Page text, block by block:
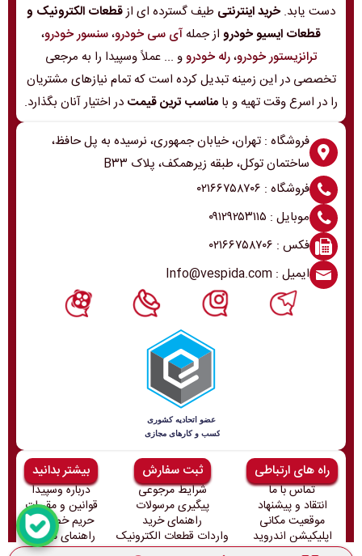
دست یابد.خرید اینترنتی طیف گسترده ای ازقطعات الکترونیک و
قطعات ایسیو خودرو از جملهآی سی خودرو،سنسور خودرو،
ترانزیستور خودرو،رله خودرو و ... عملاً وسپیدا را به مرجعی
تخصصی در این زمینه تبدیل کرده است که تمام نیازهای مشتریان
را در اسرع وقت تهیه و با مناسب ترین قیمت در اختیار آنان بگذارد.
فروشگاه : تهران، خیابان جمهوری، نرسیده به پل حافظ،
ساختمان توکل، طبقه زیرهمکف، پلاک B۳۳
فروشگاه : ۰۲۱۶۶۷۵۸۷۰۶
موبایل : ۰۹۱۲۹۲۵۳۱۱۵
فکس : ۰۲۱۶۶۷۵۸۷۰۶
ایمیل : Info@vespida.com
راه های ارتباطی
تماس با ما
انتقاد و پیشنهاد
موقعیت مکانی
اپلیکیشن اندروید
ثبت سفارش
شرایط مرجوعی
پیگیری مرسولات
راهنمای خرید
واردات قطعات الکترونیک
بیشتر بدانید
درباره وسپیدا
قوانین و مقررات
حریم خصوصی
راهنمای ثبت‌نام